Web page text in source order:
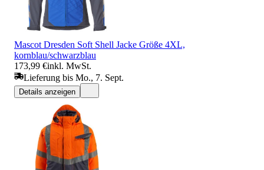
Mascot Dresden Soft Shell Jacke Größe 4XL,
kornblau/schwarzblau
173,99 €inkl. MwSt.
Lieferung bis Mo., 7. Sept.
Details anzeigen